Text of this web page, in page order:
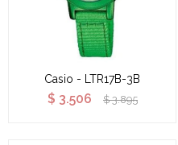
Casio - LTR17B-3B
$ 3.506 $ 3.895